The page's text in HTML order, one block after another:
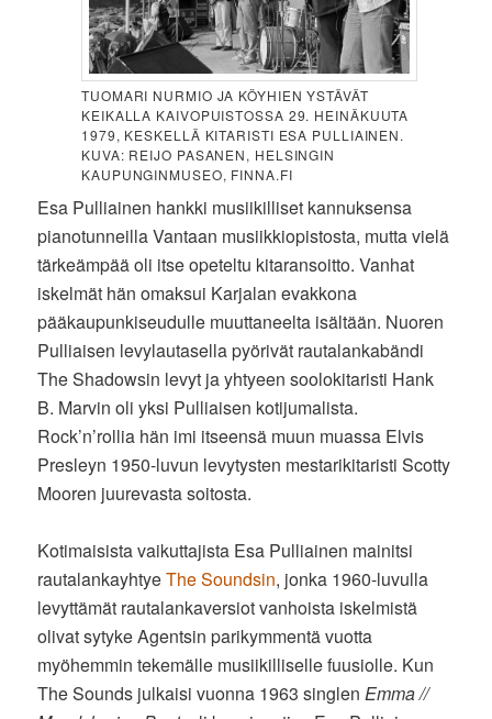
TUOMARI NURMIO JA KÖYHIEN YSTÄVÄT
KEIKALLA KAIVOPUISTOSSA 29. HEINÄKUUTA
1979, KESKELLÄ KITARISTI ESA PULLIAINEN.
KUVA: REIJO PASANEN, HELSINGIN
KAUPUNGINMUSEO, FINNA.FI
Esa Pulliainen hankki musiikilliset kannuksensa
pianotunneilla Vantaan musiikkiopistosta, mutta vielä
tärkeämpää oli itse opeteltu kitaransoitto. Vanhat
iskelmät hän omaksui Karjalan evakkona
pääkaupunkiseudulle muuttaneelta isältään. Nuoren
Pulliaisen levylautasella pyörivät rautalankabändi
The Shadowsin levyt ja yhtyeen soolokitaristi Hank
B. Marvin oli yksi Pulliaisen kotijumalista.
Rock’n’rollia hän imi itseensä muun muassa Elvis
Presleyn 1950-luvun levytysten mestarikitaristi Scotty
Mooren juurevasta soitosta.
Kotimaisista vaikuttajista Esa Pulliainen mainitsi
rautalankayhtyeThe Soundsin, jonka 1960-luvulla
levyttämät rautalankaversiot vanhoista iskelmistä
olivat sytyke Agentsin parikymmentä vuotta
myöhemmin tekemälle musiikilliselle fuusiolle. Kun
The Sounds julkaisi vuonna 1963 singlenEmma //